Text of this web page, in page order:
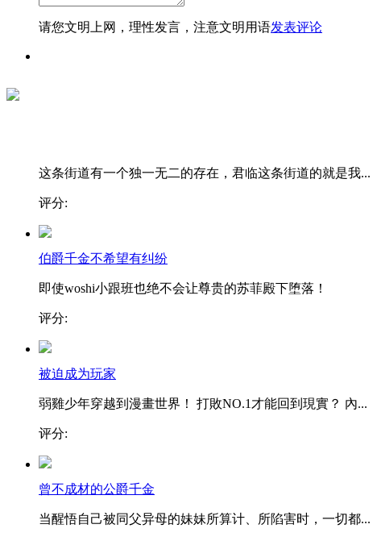
请您文明上网，理性发言，注意文明用语发表评论
这条街道有一个独一无二的存在，君临这条街道的就是我...
评分:
伯爵千金不希望有纠纷
即使woshi小跟班也绝不会让尊贵的苏菲殿下堕落！
评分:
被迫成为玩家
弱雞少年穿越到漫畫世界！ 打敗NO.1才能回到現實？ 內...
评分:
曾不成材的公爵千金
当醒悟自己被同父异母的妹妹所算计、所陷害时，一切都...